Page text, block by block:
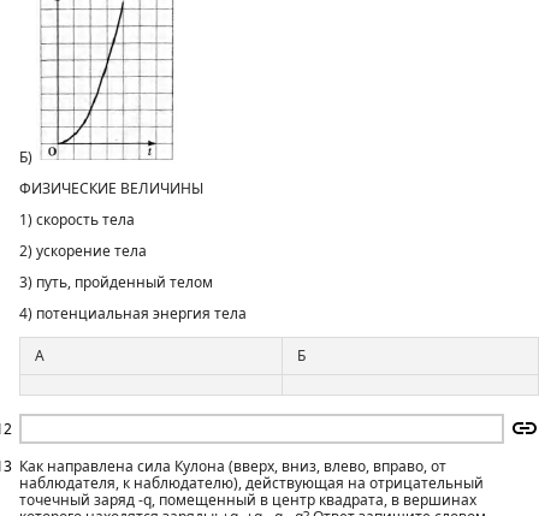
Б)
ФИЗИЧЕСКИЕ ВЕЛИЧИНЫ
1) скорость тела
2) ускорение тела
3) путь, пройденный телом
4) потенциальная энергия тела
А Б
Как направлена сила Кулона (вверх, вниз, влево, вправо, от
наблюдателя, к наблюдателю), действующая на отрицательный
точечный заряд -q, помещенный в центр квадрата, в вершинах